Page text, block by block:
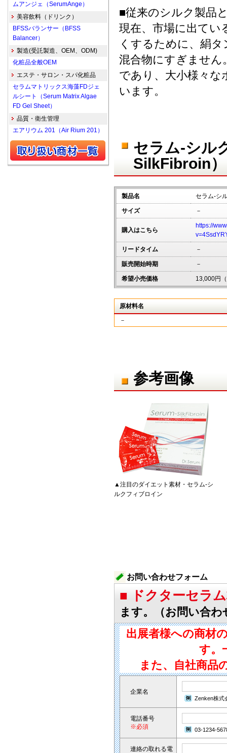
■従来のシルク製品
現在、市場に出てい
くするために、絹
混合物にすぎませ
であり、大小様々
います。
セラム-シル
SilkFibroin
製品名 セラム-シ
サイズ －
購入はこちら
https://
リードタイム －
販売開始時期 －
希望小売価格 13,000円
原材料名
－
参考画像
▲注目のダイエット素材・セラム-シ
ルクフィブロイン
お問い合わせフォーム
■ ドクターセラ
ます。（お問い合わ
出展者様への商材
す。
また、自社商品
企業名
Zenken株式
電話番号
※必須
03-1234-
連絡の取れる電
ムアンジェ（SerumAnge）
美容飲料（ドリンク）
BFSSバランサー（BFSS
Balancer）
製造(受託製造、OEM、ODM)
化粧品全般OEM
エステ・サロン・スパ化粧品
セラムマトリックス海藻FDジェ
ルシート（Serum Matrix Algae
FD Gel Sheet）
品質・衛生管理
エアリウム 201（Air Rium 201）